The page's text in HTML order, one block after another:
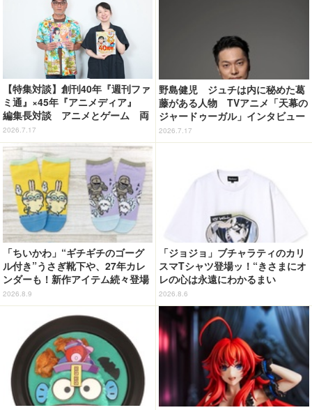
【特集対談】創刊40年『週刊ファ
ミ通』×45年『アニメディア』
編集長対談 アニメとゲーム 両
誌の歩みが語る“雑誌の今”
2026.7.17
野島健児 ジュチは内に秘めた葛
藤がある人物 TVアニメ「天幕の
ジャードゥーガル」インタビュー
（６）
2026.7.17
「ちいかわ」“ギチギチのゴーグ
ル付き”うさぎ靴下や、27年カレ
ンダーも！新作アイテム続々登場
2026.8.9
「ジョジョ」ブチャラティのカリ
スマTシャツ登場ッ！“きさまにオ
レの心は永遠にわかるまい
ッ！”や感動のクライマックスを
デザイン
2026.8.6